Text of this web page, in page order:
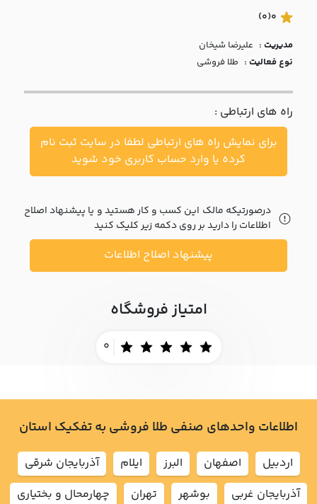
با ما
مقالات
اخبار
پرسش
متداول
خواست
0
(0)
مدیریت : عليرضا شيخان
نوع فعالیت : طلا فروشی
راه های ارتباطی :
برای نمایش راه های ارتباطی لطفا در سایت ثبت نام
کرده یا وارد حساب کاربری خود شوید
درصورتیکه مالک این کسب و کار هستید و یا پیشنهاد اصلاح
اطلاعات را دارید بر روی دکمه زیر کلیک کنید
پیشنهاد اصلاح اطلاعات
امتیاز فروشگاه
0
اطلاعات واحدهای صنفی طلا فروشی به تفکیک استان
اردبيل اصفهان البرز ايلام
آذربايجان شرقي
آذربايجان غربي
بوشهر تهران
چهارمحال و بختياري